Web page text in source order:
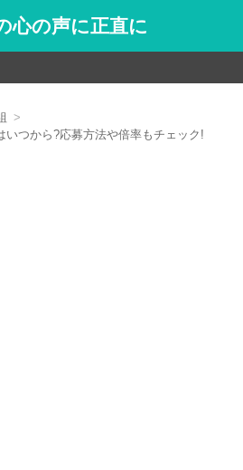
心の声に正直に
いつから?応募方法や倍率もチェック!